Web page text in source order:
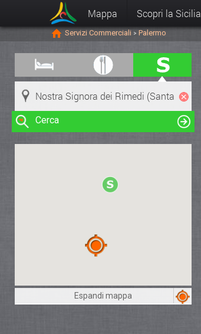
Mappa Scopri la Sicilia
Servizi Commerciali > Palermo
Cerca
Clicca su una risorsa nella mappa
Espandi mappa